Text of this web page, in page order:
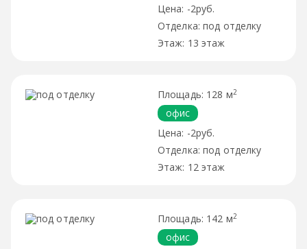
-2руб.
под отделку
13 этаж
128 м2
офис
-2руб.
под отделку
12 этаж
142 м2
офис